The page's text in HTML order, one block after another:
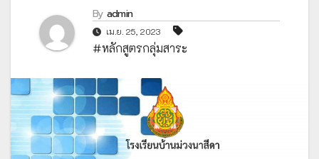
By admin
เม.ย. 25, 2023
#หลักสูตรกลุ่มสาระ